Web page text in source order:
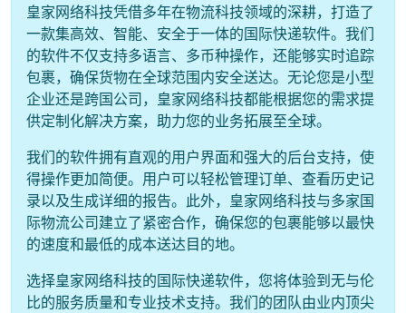
皇家网络科技凭借多年在物流科技领域的深耕，打造了
一款集高效、智能、安全于一体的国际快递软件。我们
的软件不仅支持多语言、多币种操作，还能够实时追踪
包裹，确保货物在全球范围内安全送达。无论您是小型
企业还是跨国公司，皇家网络科技都能根据您的需求提
供定制化解决方案，助力您的业务拓展至全球。
我们的软件拥有直观的用户界面和强大的后台支持，使
得操作更加简便。用户可以轻松管理订单、查看历史记
录以及生成详细的报告。此外，皇家网络科技与多家国
际物流公司建立了紧密合作，确保您的包裹能够以最快
的速度和最低的成本送达目的地。
选择皇家网络科技的国际快递软件，您将体验到无与伦
比的服务质量和专业技术支持。我们的团队由业内顶尖